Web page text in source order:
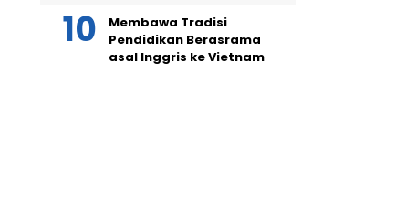
Membawa Tradisi
Pendidikan Berasrama
asal Inggris ke Vietnam